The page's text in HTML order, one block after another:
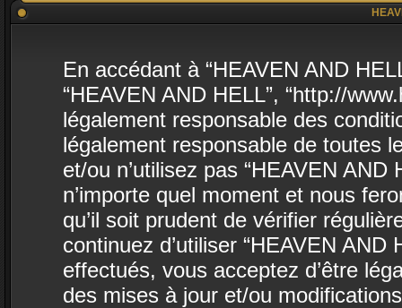
En accédant à “HEAVEN AND
“HEAVEN AND HELL”, “http://
légalement responsable des
légalement responsable de toutes
et/ou n’utilisez pas “HEAVEN
n’importe quel moment et nous
qu’il soit prudent de vérifier
continuez d’utiliser “HEAVEN
effectués, vous acceptez d’être
des mises à jour et/ou